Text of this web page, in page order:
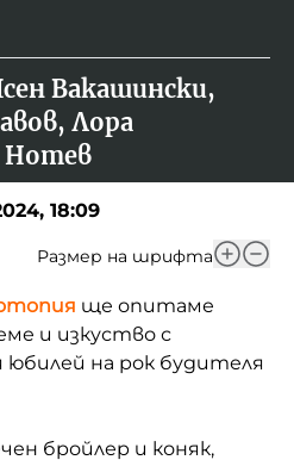
Вакашински,
Лора
Нотев
18:09
Размер на шрифта
ще опитаме
и изкуство с
юбилей на рок будителя
бройлер и коняк,